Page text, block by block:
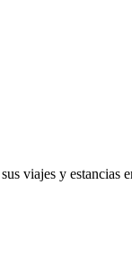
viajes y